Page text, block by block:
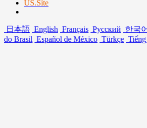
US.Site
日本語 English Français Русский 한국어
do Brasil Español de México Türkçe